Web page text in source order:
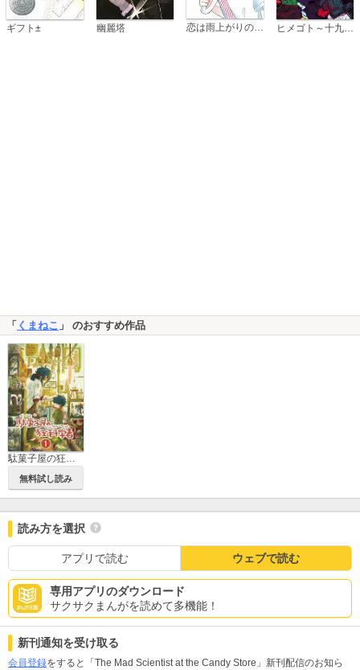
ギフト± 幽麗塔 恋は雨上がりのように
「 くまねこ 」 のおすすめ作品
駄菓子屋の狂科学者
無料試し読み
読み方を選択
アプリで読む ウェブで読む
専用アプリのダウンロード
サクサクまんがを読めて多機能！
新刊通知を受け取る
会員登録をすると「The Mad Scientist at the Candy Store」新刊配信のお知ら